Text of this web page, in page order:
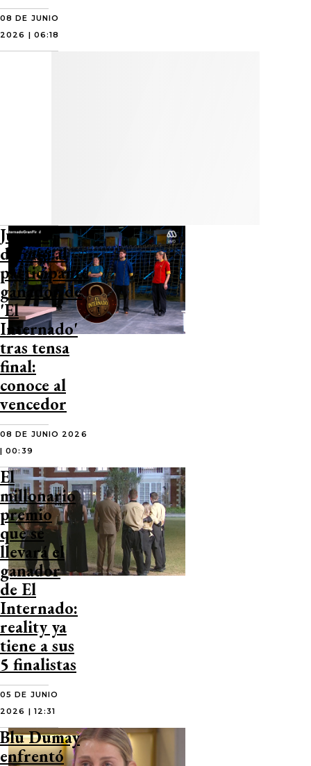
08 DE JUNIO
2026 | 06:18
Jurado
definió al
participante
ganador de
'El
Internado'
tras tensa
final:
conoce al
vencedor
08 DE JUNIO 2026
| 00:39
El
millonario
premio
que se
llevará el
ganador
de El
Internado:
reality ya
tiene a sus
5 finalistas
05 DE JUNIO
2026 | 12:31
Blu Dumay
enfrentó